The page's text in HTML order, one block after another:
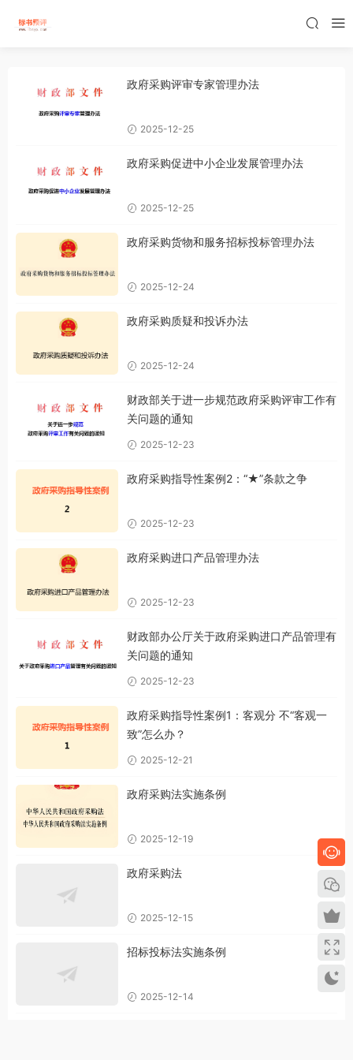
政府采购评审专家管理办法
2025-12-25
政府采购促进中小企业发展管理办法
2025-12-25
政府采购货物和服务招标投标管理办法
2025-12-24
政府采购质疑和投诉办法
2025-12-24
财政部关于进一步规范政府采购评审工作有
关问题的通知
2025-12-23
政府采购指导性案例2：“★”条款之争
2025-12-23
政府采购进口产品管理办法
2025-12-23
财政部办公厅关于政府采购进口产品管理有
关问题的通知
2025-12-23
政府采购指导性案例1：客观分 不“客观一
致”怎么办？
2025-12-21
政府采购法实施条例
2025-12-19
政府采购法
2025-12-15
招标投标法实施条例
2025-12-14